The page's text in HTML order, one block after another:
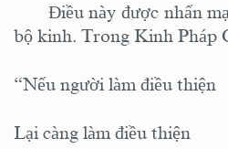
Điều này được nhấn
bộ kinh. Trong Kinh Pháp
“Nếu người làm điều thiện
Lại càng làm điều thiện